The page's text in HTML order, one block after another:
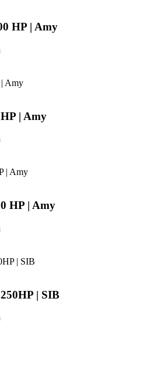
HP | Amy
| Amy
HP | Amy
| SIB